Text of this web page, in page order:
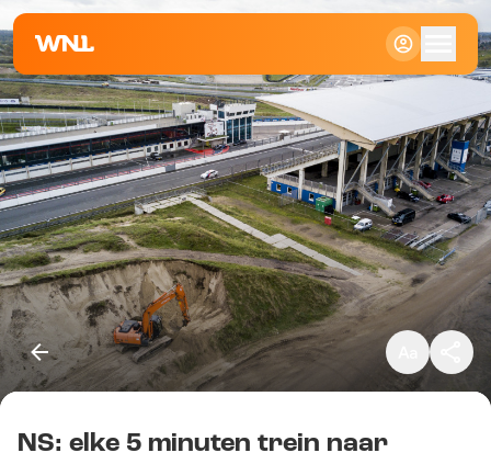
Klein
Standaard
Groot
Kopieer link
NS: elke 5 minuten trein naar